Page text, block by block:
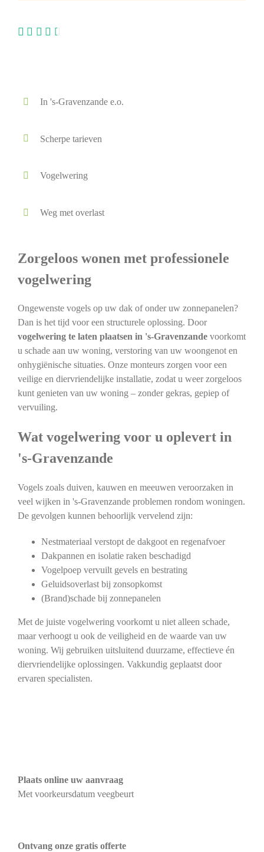
In 's-Gravenzande e.o.
Scherpe tarieven
Vogelwering
Weg met overlast
Zorgeloos wonen met professionele
vogelwering
Ongewenste vogels op uw dak of onder uw zonnepanelen?
Dan is het tijd voor een structurele oplossing. Door
vogelwering te laten plaatsen in 's-Gravenzandevoorkomt
u schade aan uw woning, verstoring van uw woongenot en
onhygiënische situaties. Onze monteurs zorgen voor een
veilige en diervriendelijke installatie, zodat u weer zorgeloos
kunt genieten van uw woning – zonder gekras, gepiep of
vervuiling.
Wat vogelwering voor u oplevert in
's-Gravenzande
Vogels zoals duiven, kauwen en meeuwen veroorzaken in
veel wijken in 's-Gravenzande problemen rondom woningen.
De gevolgen kunnen behoorlijk vervelend zijn:
Nestmateriaal verstopt de dakgoot en regenafvoer
Dakpannen en isolatie raken beschadigd
Vogelpoep vervuilt gevels en bestrating
Geluidsoverlast bij zonsopkomst
(Brand)schade bij zonnepanelen
Met de juiste vogelwering voorkomt u niet alleen schade,
maar verhoogt u ook de veiligheid en de waarde van uw
woning. Wij gebruiken uitsluitend duurzame, effectieve én
diervriendelijke oplossingen. Vakkundig geplaatst door
ervaren specialisten.
Plaats online uw aanvraag
Met voorkeursdatum veegbeurt
Ontvang onze gratis offerte